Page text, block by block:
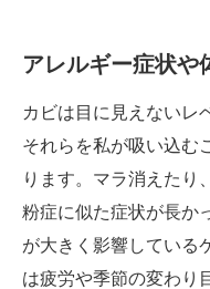
アレルギー症状や
カビは目に見えないレ
それらを私が吸い込む
ります。マラ消えたり
粉症に似た症状が長か
が大きく影響している
は疲労や季節の変わり